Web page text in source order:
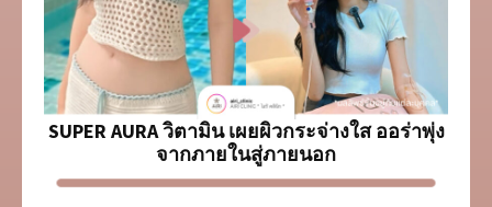
SUPER AURA วิตามิน เผยผิวกระจ่างใส ออร่าพุ่ง
จากภายในสู่ภายนอก